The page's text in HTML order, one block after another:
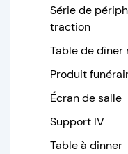
Chariot
Cabinet
Civière
Civière
Civière de
Attelle
Série de
traction
Table de dîner
Produit
Écran de salle
Support IV
Table à dinner